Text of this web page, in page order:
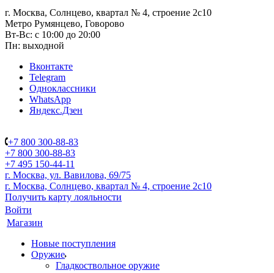
г. Москва, Солнцево, квартал № 4, строение 2с10
Метро Румянцево, Говорово
Вт-Вс: с 10:00 до 20:00
Пн: выходной
Вконтакте
Telegram
Одноклассники
WhatsApp
Яндекс.Дзен
+7 800 300-88-83
+7 800 300-88-83
+7 495 150-44-11
г. Москва, ул. Вавилова, 69/75
г. Москва, Солнцево, квартал № 4, строение 2с10
Получить карту лояльности
Войти
Магазин
Новые поступления
Оружие
Гладкоствольное оружие